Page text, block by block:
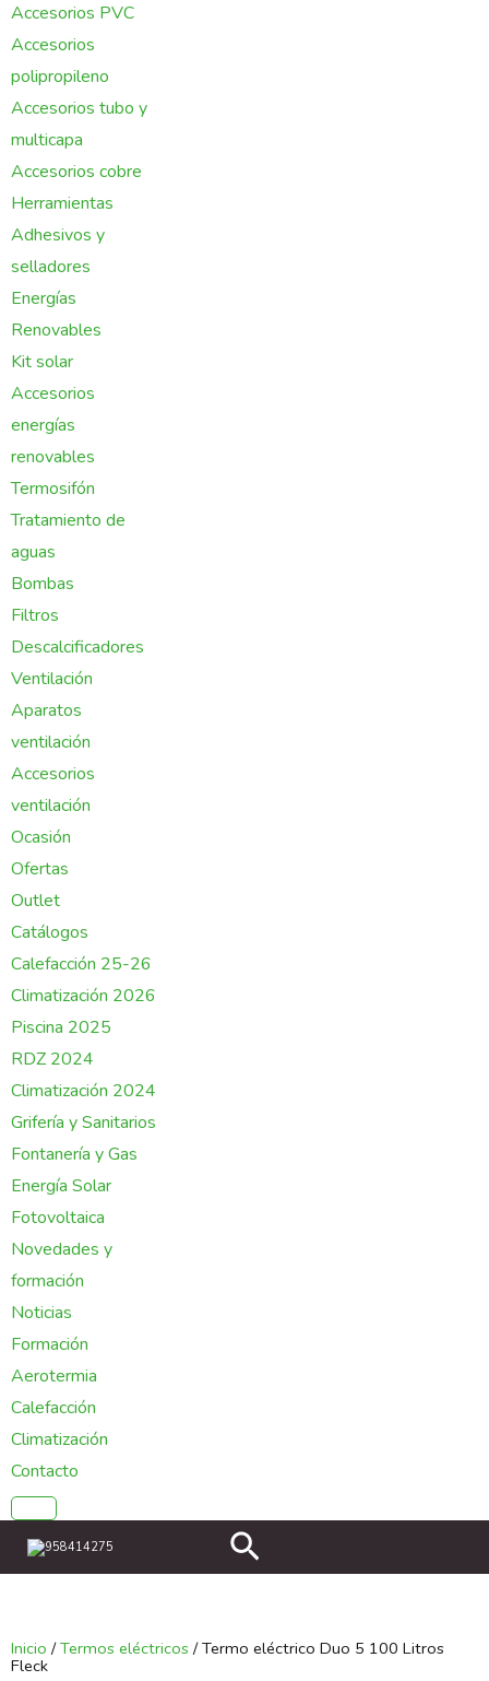
Accesorios PVC
Accesorios
polipropileno
Accesorios tubo y
multicapa
Accesorios cobre
Herramientas
Adhesivos y
selladores
Energías
Renovables
Kit solar
Accesorios
energías
renovables
Termosifón
Tratamiento de
aguas
Bombas
Filtros
Descalcificadores
Ventilación
Aparatos
ventilación
Accesorios
ventilación
Ocasión
Ofertas
Outlet
Catálogos
Calefacción 25-26
Climatización 2026
Piscina 2025
RDZ 2024
Climatización 2024
Grifería y Sanitarios
Fontanería y Gas
Energía Solar
Fotovoltaica
Novedades y
formación
Noticias
Formación
Aerotermia
Calefacción
Climatización
Contacto
958414275 Buscar
Inicio /Termos eléctricos / Termo eléctrico Duo 5 100 Litros
Fleck